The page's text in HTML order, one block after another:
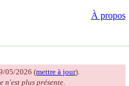
À propos
05/2026 (mettre à jour).
n'est plus présente.